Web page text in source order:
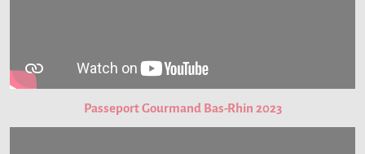
Passeport Gourmand Bas-Rhin 2023